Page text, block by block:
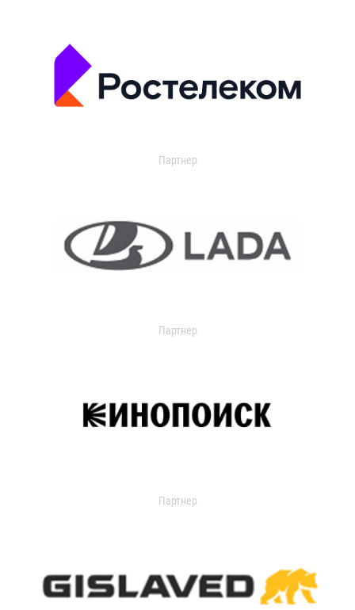
Партнер
Партнер
Партнер